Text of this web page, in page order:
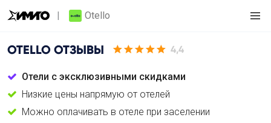
Otello
OTELLO ОТЗЫВЫ 4,4
Отели с эксклюзивными скидками
Низкие цены напрямую от отелей
Можно оплачивать в отеле при заселении